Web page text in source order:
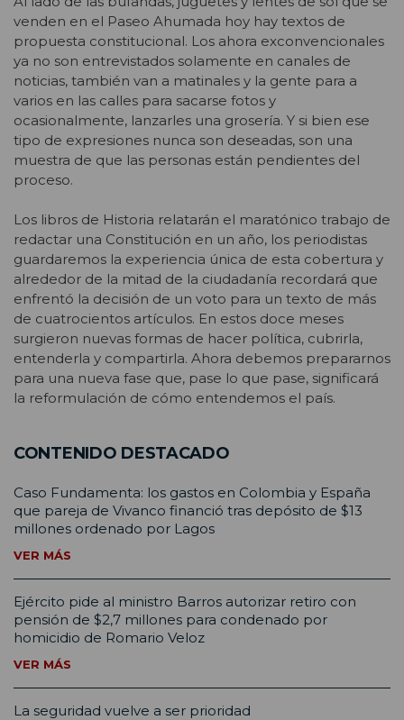
venden en el Paseo Ahumada hoy hay textos de
propuesta constitucional. Los ahora exconvencionales
ya no son entrevistados solamente en canales de
noticias, también van a matinales y la gente para a
varios en las calles para sacarse fotos y
ocasionalmente, lanzarles una grosería. Y si bien ese
tipo de expresiones nunca son deseadas, son una
muestra de que las personas están pendientes del
proceso.
Los libros de Historia relatarán el maratónico trabajo de
redactar una Constitución en un año, los periodistas
guardaremos la experiencia única de esta cobertura y
alrededor de la mitad de la ciudadanía recordará que
enfrentó la decisión de un voto para un texto de más
de cuatrocientos artículos. En estos doce meses
surgieron nuevas formas de hacer política, cubrirla,
entenderla y compartirla. Ahora debemos prepararnos
para una nueva fase que, pase lo que pase, significará
la reformulación de cómo entendemos el país.
CONTENIDO DESTACADO
Caso Fundamenta: los gastos en Colombia y España
que pareja de Vivanco financió tras depósito de $13
millones ordenado por Lagos
VER MÁS
Ejército pide al ministro Barros autorizar retiro con
pensión de $2,7 millones para condenado por
homicidio de Romario Veloz
VER MÁS
La seguridad vuelve a ser prioridad